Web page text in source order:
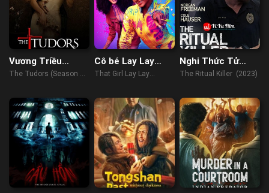
Vương Triều
Tudors (Phần 2)
The Tudors (Season 2)
Cô bé Lay Lay
(Phần 2)
That Girl Lay Lay
Nghi Thức Tử
Thần
The Ritual Killer (2023)